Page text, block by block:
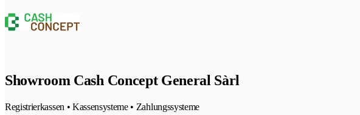
Showroom Cash Concept General Sàrl
Registrierkassen • Kassensysteme • Zahlungssysteme